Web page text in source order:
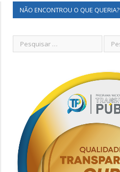
NÃO ENCONTROU O QUE QUERIA?